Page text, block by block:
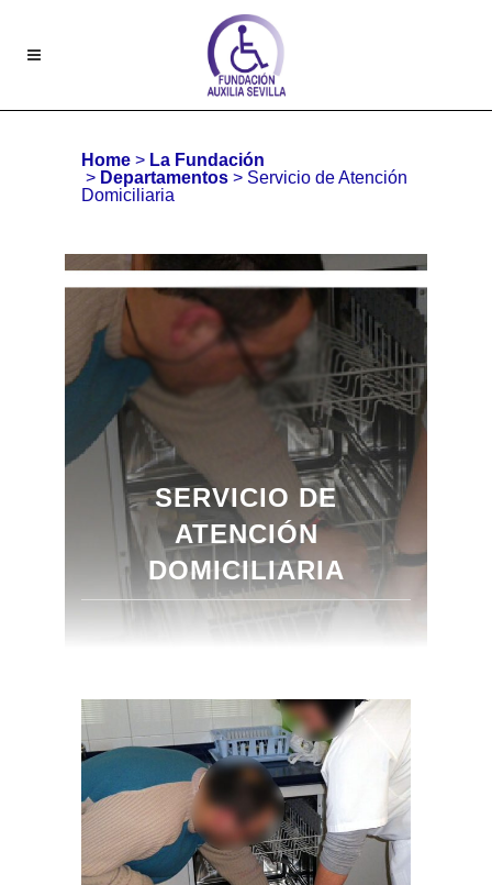
Home > La Fundación
> Departamentos > Servicio de Atención
Domiciliaria
SERVICIO DE
ATENCIÓN
DOMICILIARIA